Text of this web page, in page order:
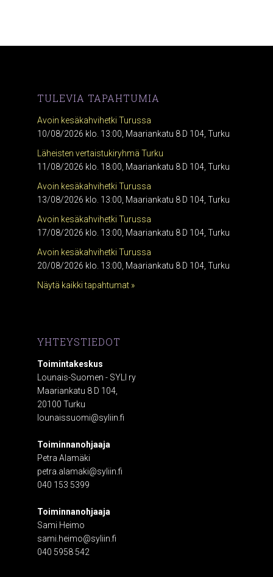
TULEVIA TAPAHTUMIA
Avoin kesäkahvihetki Turussa
10/08/2026 klo. 13:00, Maariankatu 8 D 104, Turku
Läheisten vertaistukiryhmä Turku
11/08/2026 klo. 18:00, Maariankatu 8 D 104, Turku
Avoin kesäkahvihetki Turussa
13/08/2026 klo. 13:00, Maariankatu 8 D 104, Turku
Avoin kesäkahvihetki Turussa
17/08/2026 klo. 13:00, Maariankatu 8 D 104, Turku
Avoin kesäkahvihetki Turussa
20/08/2026 klo. 13:00, Maariankatu 8 D 104, Turku
Näytä kaikki tapahtumat »
YHTEYSTIEDOT
Toimintakeskus
Lounais-Suomen - SYLI ry
Maariankatu 8 D 104,
20100 Turku
lounaissuomi@syliin.fi
Toiminnanohjaaja
Petra Alamäki
petra.alamaki@syliin.fi
040 153 5399
Toiminnanohjaaja
Sami Heimo
sami.heimo@syliin.fi
040 5958 542